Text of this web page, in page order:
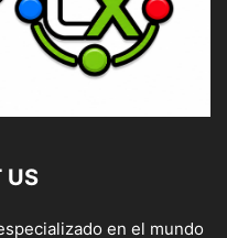
US
en el mundo